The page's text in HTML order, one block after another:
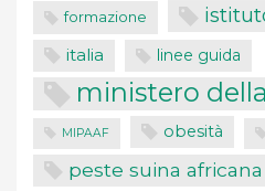
formazione
italia linee guida
ministero
MIPAAF obesità
peste suina africana